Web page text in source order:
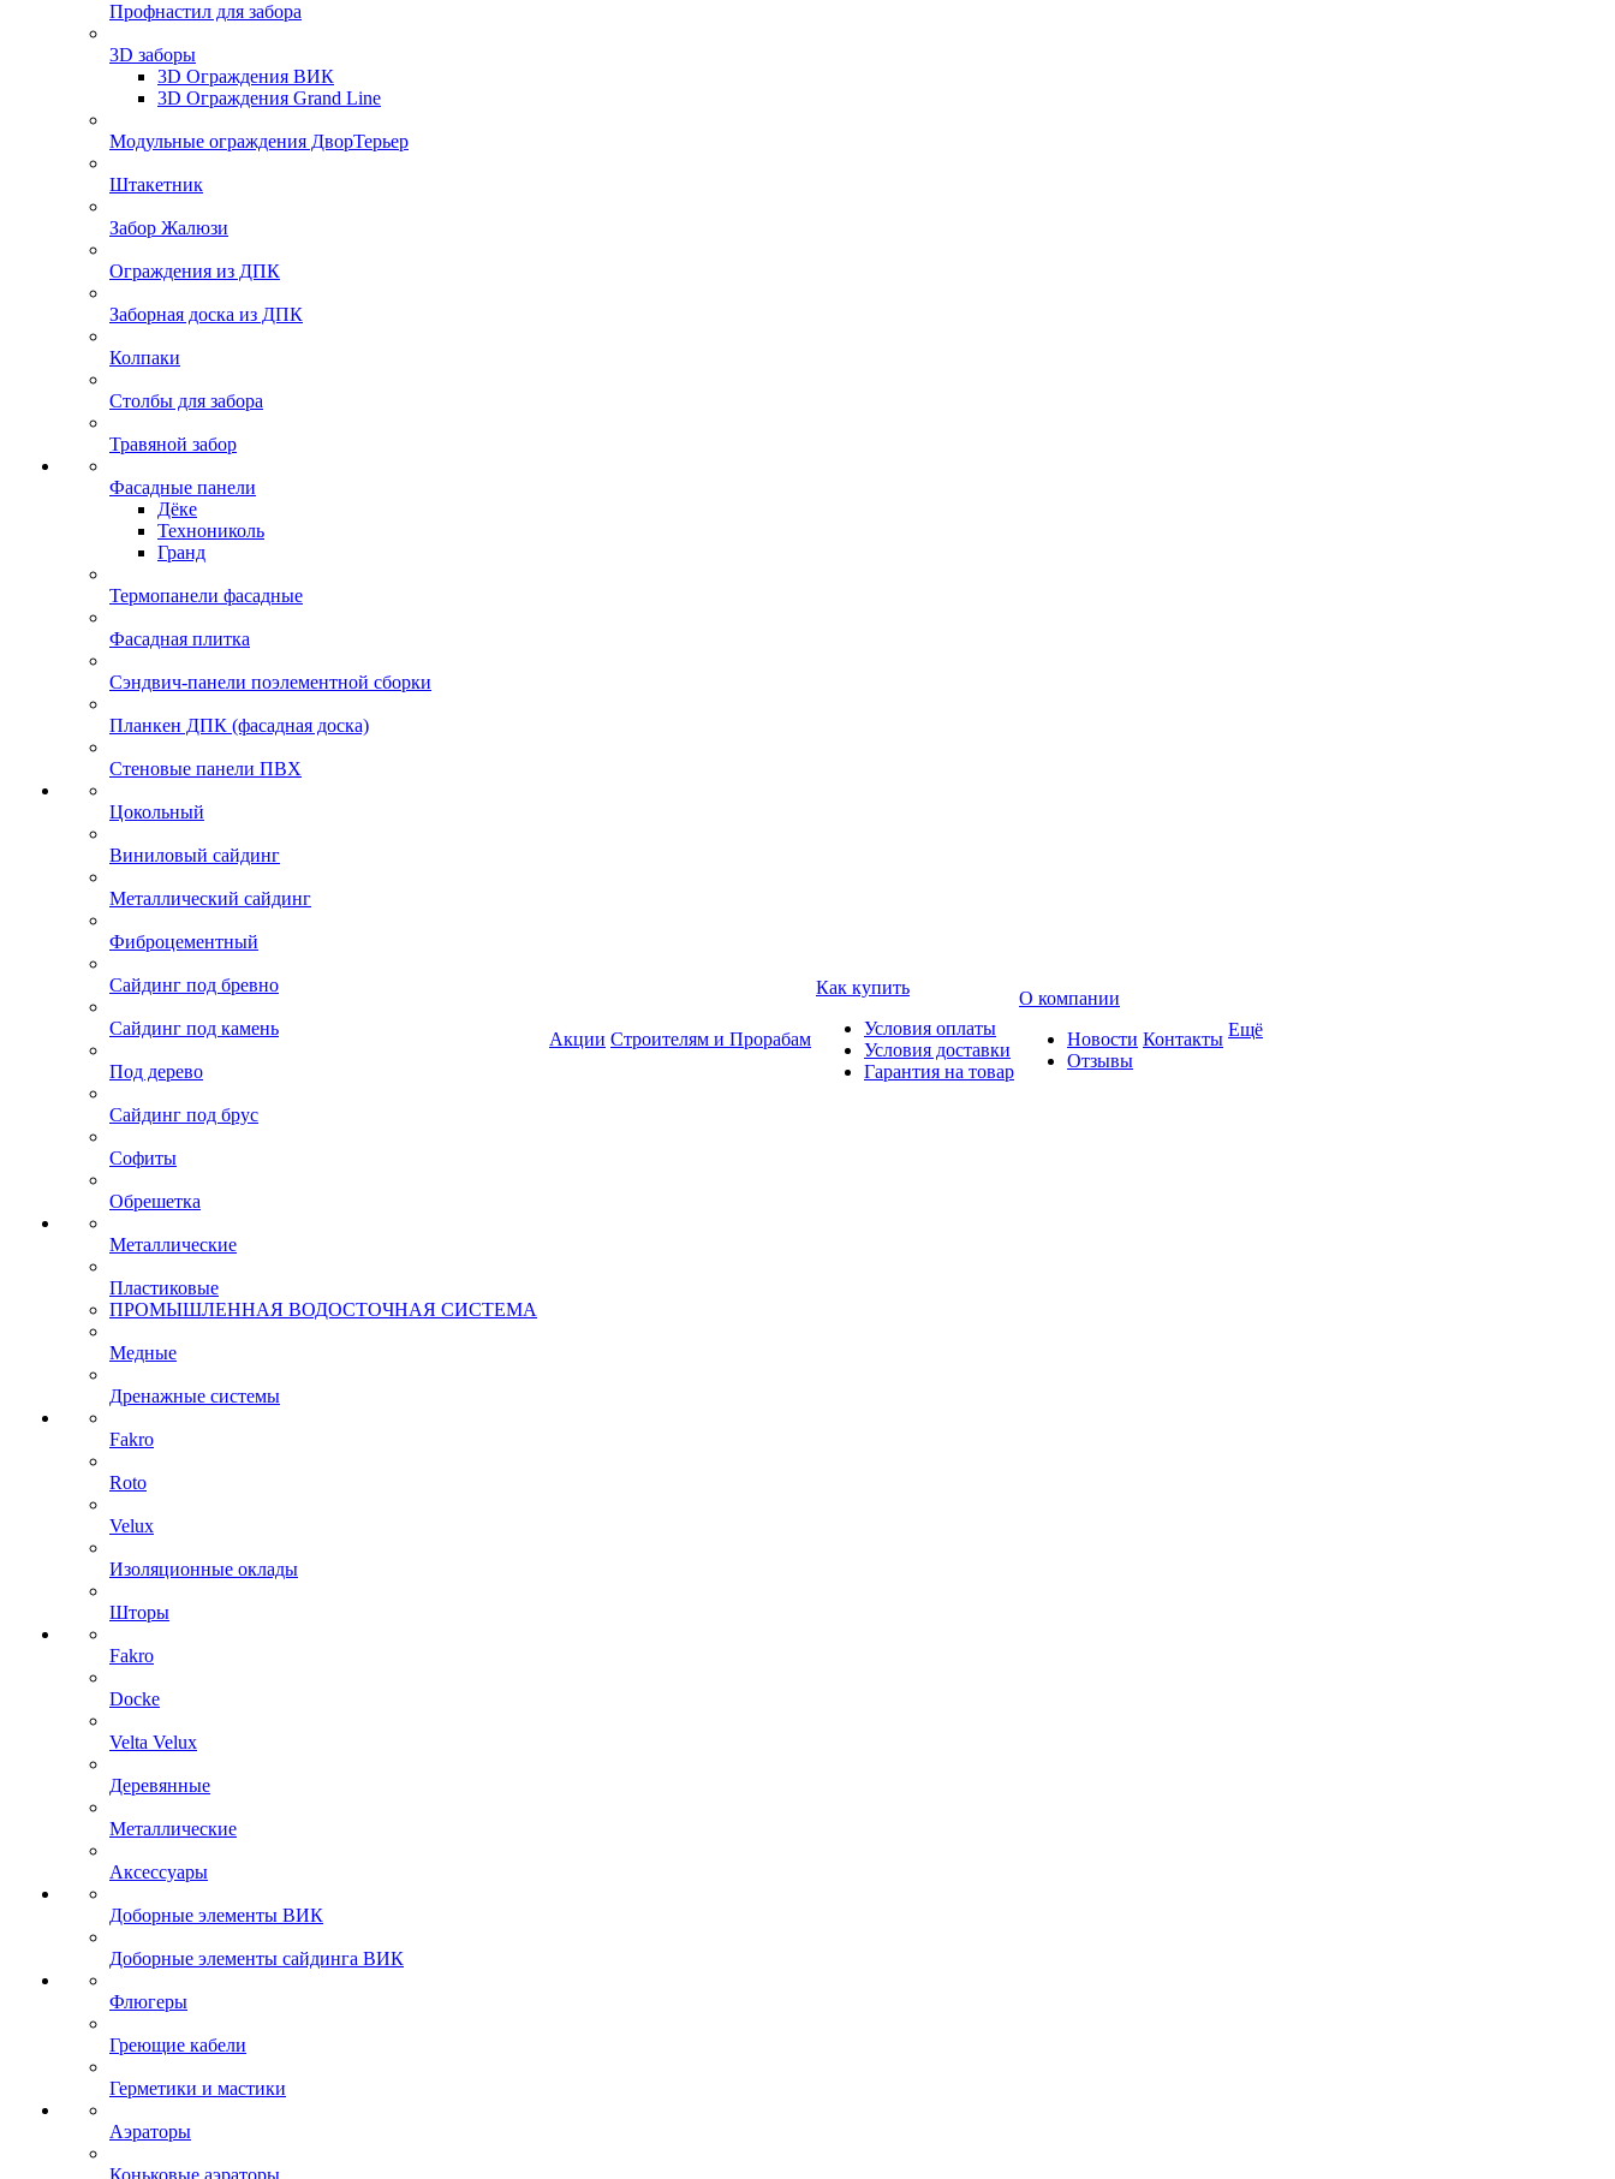
Профнастил для забора
3D заборы
3D Ограждения ВИК
3D Ограждения Grand Line
Модульные ограждения ДворТерьер
Штакетник
Забор Жалюзи
Ограждения из ДПК
Заборная доска из ДПК
Колпаки
Столбы для забора
Травяной забор
Фасадные панели
Дёке
Технониколь
Гранд
Термопанели фасадные
Фасадная плитка
Сэндвич-панели поэлементной сборки
Планкен ДПК (фасадная доска)
Стеновые панели ПВХ
Цокольный
Виниловый сайдинг
Металлический сайдинг
Фиброцементный
Сайдинг под бревно
Сайдинг под камень
Под дерево
Сайдинг под брус
Софиты
Обрешетка
Металлические
Пластиковые
ПРОМЫШЛЕННАЯ ВОДОСТОЧНАЯ СИСТЕМА
Медные
Дренажные системы
Fakro
Roto
Velux
Изоляционные оклады
Шторы
Fakro
Docke
Velta Velux
Деревянные
Металлические
Аксессуары
Доборные элементы ВИК
Доборные элементы сайдинга ВИК
Флюгеры
Греющие кабели
Герметики и мастики
Аэраторы
Коньковые аэраторы
Акции Строителям и Прорабам
Как купить
Условия оплаты
Условия доставки
Гарантия на товар
О компании
Новости
Отзывы
Контакты Ещё